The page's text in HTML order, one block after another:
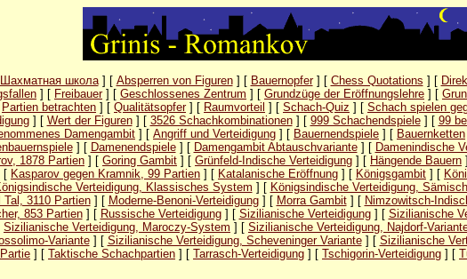
Шахматная школа] [ Absperren von Figuren] [ Bauernopfer] [ Chess Quotations ] [
] [ Freibauer] [ Geschlossenes Zentrum ] [ Grundzüge der Eröffnungslehre ] [
Partien betrachten ] [ Qualitätsopfer] [ Raumvorteil ] [ Schach-Quiz ] [ Schach spielen
] [ Wert der Figuren] [ 3526 Schachkombinationen] [ 999 Schachendspiele] [ 99
Damengambit ] [ Angriff und Verteidigung ] [ Bauernendspiele ] [ Bauernketten
] [ Damenendspiele] [ Damengambit Abtauschvariante] [ Damenindische
1878 Partien ] [ Goring Gambit ] [ Grünfeld-Indische Verteidigung ] [ Hängende Bauern
[ Kasparov gegen Kramnik, 99 Partien ] [ Katalanische Eröffnung ] [ Königsgambit ] [
Verteidigung, Klassisches System ] [ Königsindische Verteidigung,
Tal, 3110 Partien] [ Moderne-Benoni-Verteidigung] [ Morra Gambit] [ Nimzowitsch-
853 Partien] [ Russische Verteidigung] [ Sizilianische Verteidigung] [ Sizilianische
Sizilianische Verteidigung, Maroczy-System ] [ Sizilianische Verteidigung, Najdorf-
Variante] [ Sizilianische Verteidigung, Scheveninger Variante] [ Sizilianische
] [ Taktische Schachpartien ] [ Tarrasch-Verteidigung ] [ Tschigorin-Verteidigung ] [